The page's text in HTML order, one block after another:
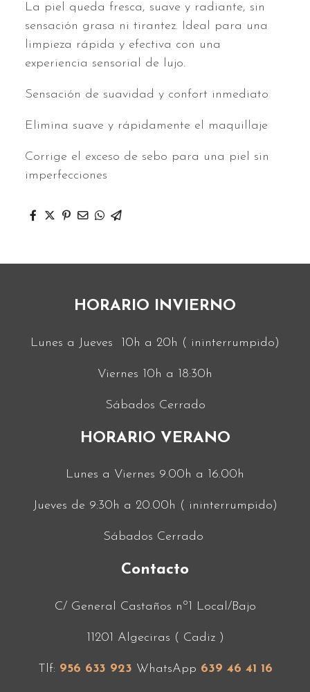
La piel queda fresca, suave y radiante, sin
sensación grasa ni tirantez. Ideal para una
limpieza rápida y efectiva con una
experiencia sensorial de lujo.
Sensación de suavidad y confort inmediato
Elimina suave y rápidamente el maquillaje
Corrige el exceso de sebo para una piel sin
imperfecciones
HORARIO INVIERNO
Lunes a Jueves 10h a 20h ( ininterrumpido)
Viernes 10h a 18:30h
Sábados Cerrado
HORARIO VERANO
Lunes a Viernes 9.00h a 16.00h
Jueves de 9:30h a 20.00h ( ininterrumpido)
Sábados Cerrado
Contacto
C/ General Castaños nº1 Local/Bajo
11201 Algeciras ( Cadiz )
Tlf: 956 633 923 WhatsApp 639 46 41 16